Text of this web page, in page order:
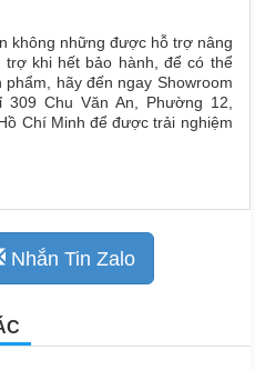
không những được hỗ trợ nâng
khi hết bảo hành, để có thể
hãy đến ngay Showroom
Chu Văn An, Phường 12,
Chí Minh để được trải nghiệm
Nhắn Tin Zalo